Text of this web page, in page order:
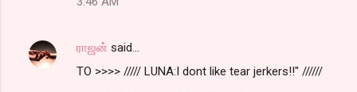
ராஜன் said…
TO >>>> ///// LUNA:I dont like tear jerkers!!" //////